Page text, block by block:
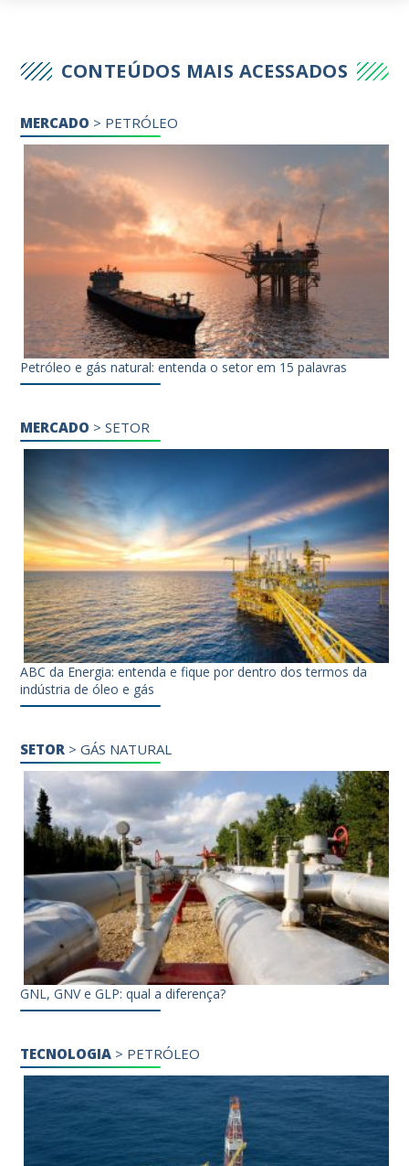
CONTEÚDOS MAIS ACESSADOS
MERCADO > PETRÓLEO
Petróleo e gás natural: entenda o setor em 15 palavras
MERCADO >SETOR
ABC da Energia: entenda e fique por dentro dos termos da
indústria de óleo e gás
SETOR >GÁS NATURAL
GNL, GNV e GLP: qual a diferença?
TECNOLOGIA > PETRÓLEO